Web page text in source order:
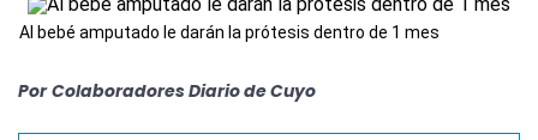
Al bebé amputado le darán la prótesis dentro de 1 mes
Por Colaboradores Diario de Cuyo